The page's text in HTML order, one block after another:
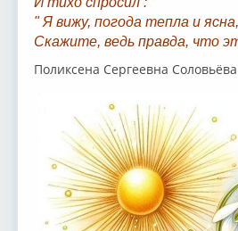
" Я вижу, погода тепла и ясна,
Скажите, ведь правда, что
Поликсена Сергеевна Соловьёва